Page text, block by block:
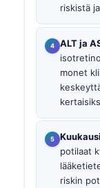
riskistä
ALT ja
monet
potilaat
riskin